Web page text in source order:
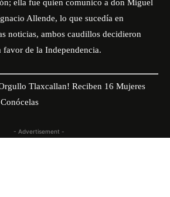
ella fue quien comunico a don Miguel
Allende, lo que sucedía en
noticias, ambos caudillos decidieron
de la Independencia.
Tlaxcallan! Reciben 16 Mujeres
- Advertisement -